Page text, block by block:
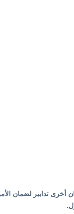
أخرى تدابير لضمان